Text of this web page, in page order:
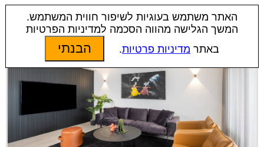
האתר משתמש בעוגיות לשיפור חווית המשתמש.
המשך הגלישה מהווה הסכמה למדיניות הפרטיות
באתר מדיניות פרטיות. הבנתי